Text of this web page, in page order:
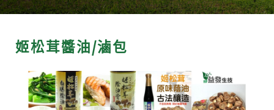
姬松茸醬油/滷包